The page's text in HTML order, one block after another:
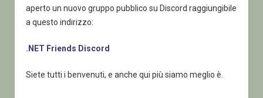
aperto un nuovo gruppo pubblico su Discord raggiungibile
a questo indirizzo:
.NET Friends Discord
Siete tutti i benvenuti, e anche qui più siamo meglio è.